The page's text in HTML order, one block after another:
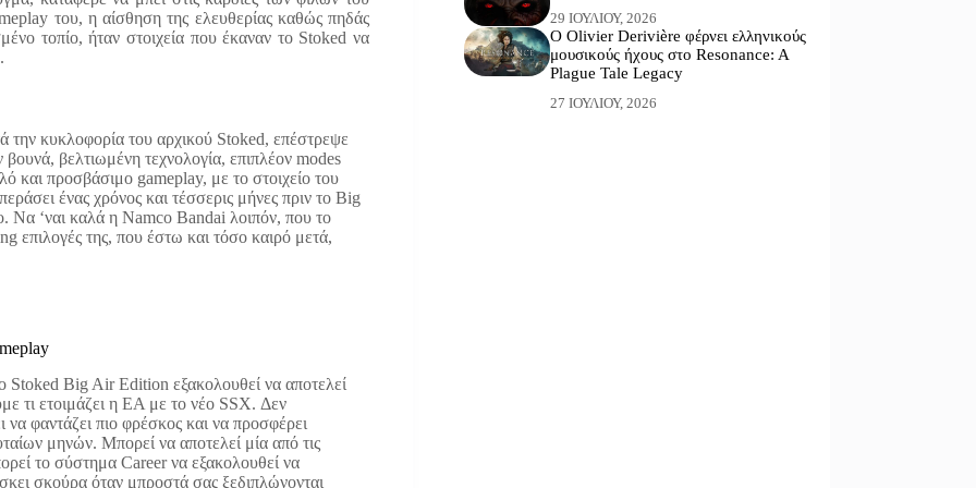
του, η αίσθηση της ελευθερίας καθώς πηδάς
τοπίο, ήταν στοιχεία που έκαναν το Stoked να
κυκλοφορία του αρχικού Stoked, επέστρεψε
βελτιωμένη τεχνολογία, επιπλέον modes
και προσβάσιμο gameplay, με το στοιχείο του
ένας χρόνος και τέσσερις μήνες πριν το Big
Να ‘ναι καλά η Namco Bandai λοιπόν, που το
επιλογές της, που έστω και τόσο καιρό μετά,
Stoked Big Air Edition εξακολουθεί να αποτελεί
τι ετοιμάζει η ΕΑ με το νέο SSX. Δεν
φαντάζει πιο φρέσκος και να προσφέρει
μηνών. Μπορεί να αποτελεί μία από τις
το σύστημα Career να εξακολουθεί να
σκούρα όταν μπροστά σας ξεδιπλώνονται
29 ΙΟΥΛΊΟΥ, 2026
Ο Olivier Derivière φέρνει ελληνικούς
μουσικούς ήχους στο Resonance: A
Plague Tale Legacy
27 ΙΟΥΛΊΟΥ, 2026